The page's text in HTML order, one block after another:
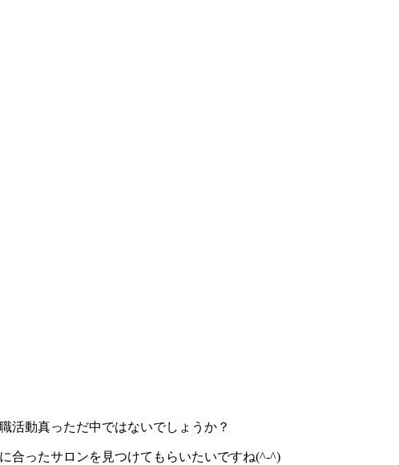
活動真っただ中ではないでしょうか？
合ったサロンを見つけてもらいたいですね(^-^)